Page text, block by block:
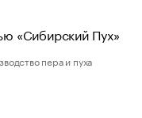
«Сибирский Пух»
пера и пуха